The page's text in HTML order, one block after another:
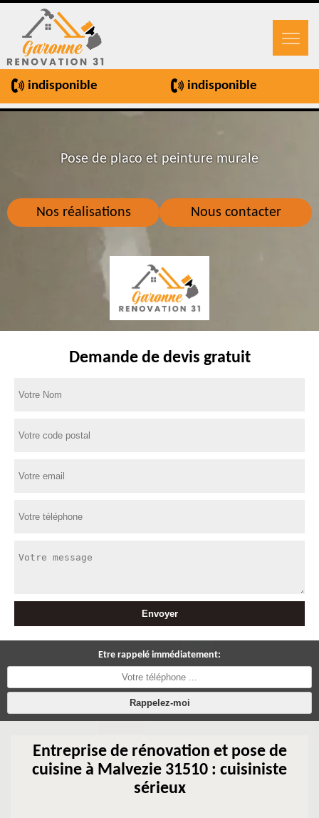
indisponible indisponible
Nos réalisations Nous contacter
Pose de placo et peinture murale
Demande de devis gratuit
Etre rappelé immédiatement:
Entreprise de rénovation et pose de
cuisine à Malvezie 31510 : cuisiniste
sérieux